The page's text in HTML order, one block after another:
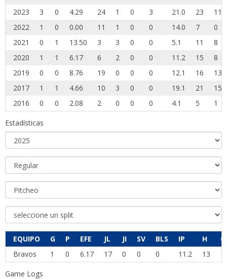
2023
3 0 4.29 24 1 0 3 21.0 23
11
2022
1 0 0.00 11 1 0 0 14.0 7
0
2021
0 1 13.50 3 3 0 0 5.1 11
8
2020
1 1 6.17 6 2 0 0 11.2 15
8
2019
0 0 8.76 19 0 0 0 12.1 16
13
2017
1 1 4.66 10 3 0 0 19.1 21
15
2016
0 0 2.08 2 0 0 0 4.1 5 1
Estadísticas
EQUIPO G P EFE JL JI SV BLS IP H
Bravos
1 0 6.17 17 0 0 0 11.2 13
Game Logs